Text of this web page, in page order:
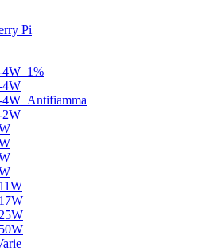
Pi
4W_1%
4W
4W_Antifiamma
2W